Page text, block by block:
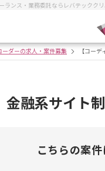
ランス・業務委託ならレバテックク
ーダーの求人・案件募集 【コー
金融系サイト
こちらの案